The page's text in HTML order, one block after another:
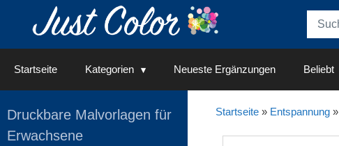
Startseite Kategorien Neueste Ergänzungen Beliebt
Startseite» Entspannung»
Druckbare Malvorlagen für
Erwachsene